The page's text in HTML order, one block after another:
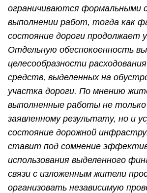
ограничиваются формальными
выполнении работ, тогда как
состояние дороги продолжает
Отдельную обеспокоенность
целесообразности
средств, выделенных на
участка дороги. По мнению
выполненные работы не только
заявленному результату, но и
состояние дорожной
ставит под сомнение
использования выделенного
связи с изложенным жители
организовать независимую